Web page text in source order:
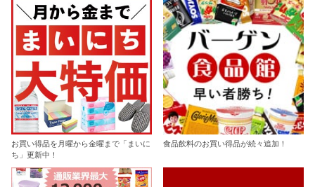
お買い得品を月曜から金曜まで「まいに
ち」更新中！
食品飲料のお買い得品が続々追加！